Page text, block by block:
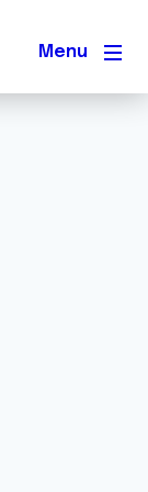
Menu